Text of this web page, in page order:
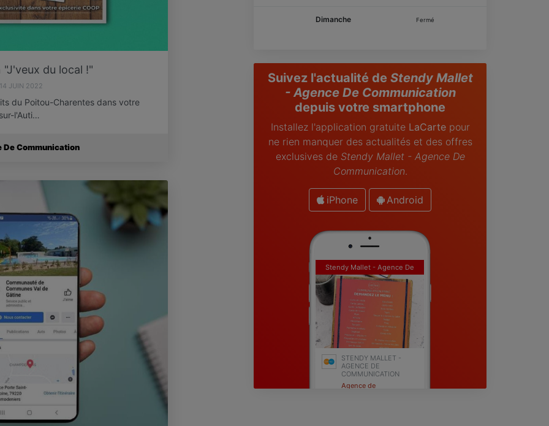
du local !"
JUIN 2022
du Poitou-Charentes dans votre
l'Auti…
De Communication
Dimanche Fermé
Suivez l'actualité de Stendy Mallet
- Agence De Communication
depuis votre smartphone
Installez l'application gratuite LaCartepour
ne rien manquer des actualités et des offres
exclusives de Stendy Mallet - Agence De
Communication.
iPhone Android
Stendy Mallet - Agence De
Communication
STENDY MALLET -
AGENCE DE
COMMUNICATION
Agence de